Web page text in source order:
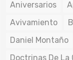
Aniversarios
Avivamiento
Daniel Montaño
Doctrinas De La